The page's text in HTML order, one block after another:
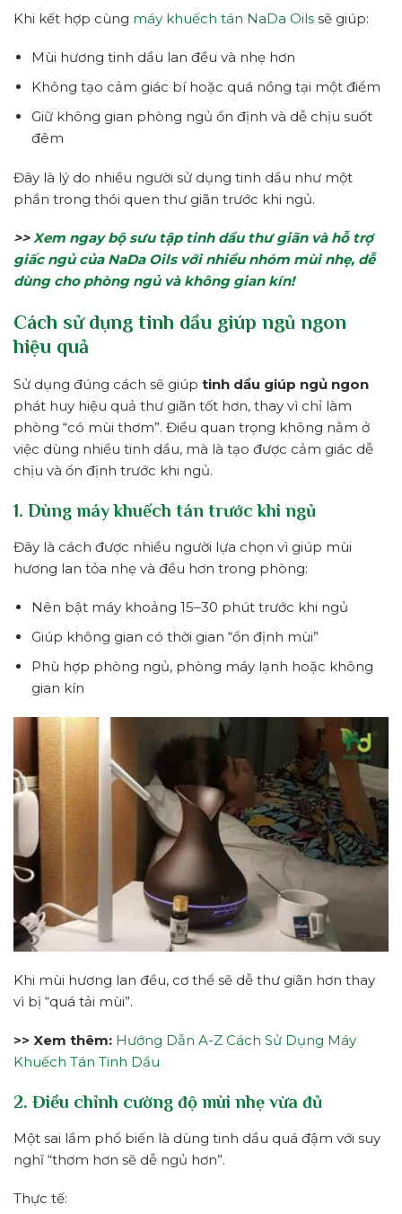
Khi kết hợp cùng máy khuếch tán NaDa Oils sẽ giúp:
Mùi hương tinh dầu lan đều và nhẹ hơn
Không tạo cảm giác bí hoặc quá nồng tại một điểm
Giữ không gian phòng ngủ ổn định và dễ chịu suốt
đêm
Đây là lý do nhiều người sử dụng tinh dầu như một
phần trong thói quen thư giãn trước khi ngủ.
>>Xem ngay bộ sưu tập tinh dầu thư giãn và hỗ trợ
giấc ngủ của NaDa Oils với nhiều nhóm mùi nhẹ, dễ
dùng cho phòng ngủ và không gian kín!
Cách sử dụng tinh dầu giúp ngủ ngon
hiệu quả
Sử dụng đúng cách sẽ giúp tinh dầu giúp ngủ ngon
phát huy hiệu quả thư giãn tốt hơn, thay vì chỉ làm
phòng “có mùi thơm”. Điều quan trọng không nằm ở
việc dùng nhiều tinh dầu, mà là tạo được cảm giác dễ
chịu và ổn định trước khi ngủ.
1. Dùng máy khuếch tán trước khi ngủ
Đây là cách được nhiều người lựa chọn vì giúp mùi
hương lan tỏa nhẹ và đều hơn trong phòng:
Nên bật máy khoảng 15–30 phút trước khi ngủ
Giúp không gian có thời gian “ổn định mùi”
Phù hợp phòng ngủ, phòng máy lạnh hoặc không
gian kín
Khi mùi hương lan đều, cơ thể sẽ dễ thư giãn hơn thay
vì bị “quá tải mùi”.
>> Xem thêm: Hướng Dẫn A-Z Cách Sử Dụng Máy
Khuếch Tán Tinh Dầu
2. Điều chỉnh cường độ mùi nhẹ vừa đủ
Một sai lầm phổ biến là dùng tinh dầu quá đậm với suy
nghĩ “thơm hơn sẽ dễ ngủ hơn”.
Thực tế: